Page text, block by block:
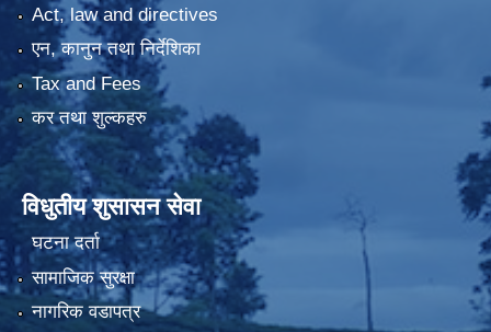
Act, law and directives
एन, कानुन तथा निर्देशिका
Tax and Fees
कर तथा शुल्कहरु
विधुतीय शुसासन सेवा
घटना दर्ता
सामाजिक सुरक्षा
नागरिक वडापत्र